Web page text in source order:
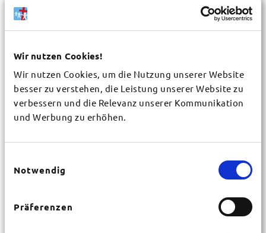
Wir nutzen Cookies!
Wir nutzen Cookies, um die Nutzung unserer Website
besser zu verstehen, die Leistung unserer Website zu
verbessern und die Relevanz unserer Kommunikation
und Werbung zu erhöhen.
Notwendig
Präferenzen
Gemeinde / Organisation
Nachname